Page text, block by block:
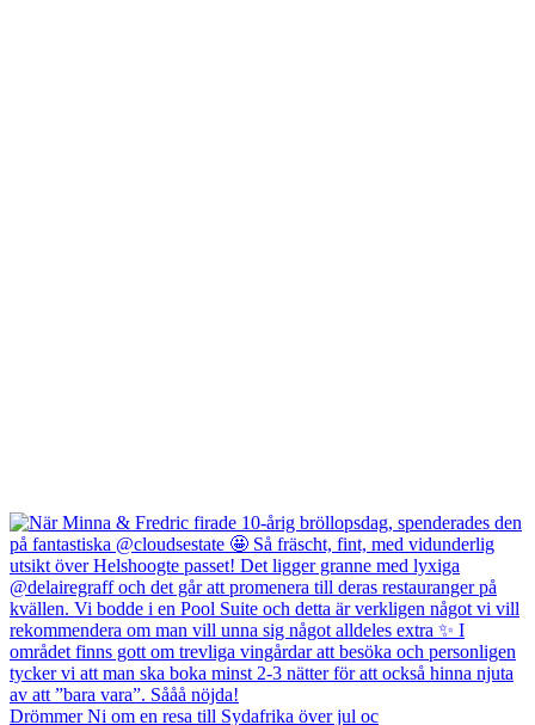
Drömmer Ni om en resa till Sydafrika över jul oc